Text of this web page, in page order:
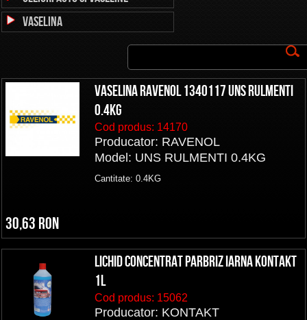
Vaselina
VASELINA RAVENOL 1340117 UNS RULMENTI
0.4KG
Cod produs: 14170
Producator: RAVENOL
Model: UNS RULMENTI 0.4KG
Cantitate: 0.4KG
30,63 RON
Lichid concentrat parbriz iarna KONTAKT
1L
Cod produs: 15062
Producator: KONTAKT